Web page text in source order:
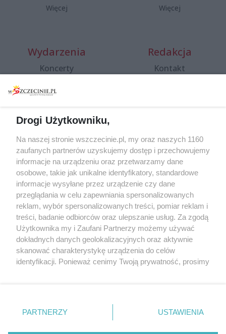
Więcej Więcej
Wydarzenia
Koncerty
Spacery i oprowadzania
targi
Wernisaże
Więcej
Redakcja
Kontakt
Specjalny koncert z okazji
20. urodzin portalu
wSzczecinie.pl
Regulamin konkursów
śniadaniówka "Hej
Szczecin! Jest piątek!"
Partnerzy
Praca Szczecin
Drogi Użytkowniku,
Na naszej stronie wszczecinie.pl, my oraz naszych 1160
zaufanych partnerów uzyskujemy dostęp i przechowujemy
informacje na urządzeniu oraz przetwarzamy dane
osobowe, takie jak unikalne identyfikatory, standardowe
informacje wysyłane przez urządzenie czy dane
przeglądania w celu zapewniania spersonalizowanych
reklam, wybór spersonalizowanych treści, pomiar reklam i
treści, badanie odbiorców oraz ulepszanie usług. Za zgodą
Użytkownika my i Zaufani Partnerzy możemy używać
dokładnych danych geolokalizacyjnych oraz aktywnie
skanować charakterystykę urządzenia do celów
identyfikacji. Ponieważ cenimy Twoją prywatność, prosimy
prywatności znajdujący się w lewym dolnym rogu strony
. Niektóre rodzaje przetwarzania danych nie wymagają
PARTNERZY USTAWIENIA